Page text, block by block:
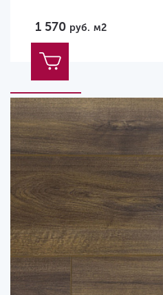
1 570 руб. м2